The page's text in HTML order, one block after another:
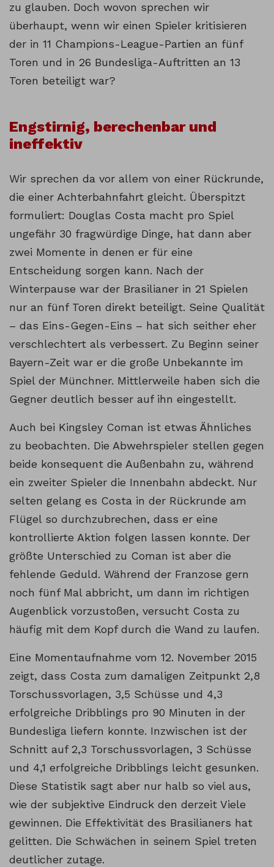
zu glauben. Doch wovon sprechen wir
überhaupt, wenn wir einen Spieler kritisieren
der in 11 Champions-League-Partien an fünf
Toren und in 26 Bundesliga-Auftritten an 13
Toren beteiligt war?
Engstirnig, berechenbar und
ineffektiv
Wir sprechen da vor allem von einer Rückrunde,
die einer Achterbahnfahrt gleicht. Überspitzt
formuliert: Douglas Costa macht pro Spiel
ungefähr 30 fragwürdige Dinge, hat dann aber
zwei Momente in denen er für eine
Entscheidung sorgen kann. Nach der
Winterpause war der Brasilianer in 21 Spielen
nur an fünf Toren direkt beteiligt. Seine Qualität
– das Eins-Gegen-Eins – hat sich seither eher
verschlechtert als verbessert. Zu Beginn seiner
Bayern-Zeit war er die große Unbekannte im
Spiel der Münchner. Mittlerweile haben sich die
Gegner deutlich besser auf ihn eingestellt.
Auch bei Kingsley Coman ist etwas Ähnliches
zu beobachten. Die Abwehrspieler stellen gegen
beide konsequent die Außenbahn zu, während
ein zweiter Spieler die Innenbahn abdeckt. Nur
selten gelang es Costa in der Rückrunde am
Flügel so durchzubrechen, dass er eine
kontrollierte Aktion folgen lassen konnte. Der
größte Unterschied zu Coman ist aber die
fehlende Geduld. Während der Franzose gern
noch fünf Mal abbricht, um dann im richtigen
Augenblick vorzustoßen, versucht Costa zu
häufig mit dem Kopf durch die Wand zu laufen.
Eine Momentaufnahme vom 12. November 2015
zeigt, dass Costa zum damaligen Zeitpunkt 2,8
Torschussvorlagen, 3,5 Schüsse und 4,3
erfolgreiche Dribblings pro 90 Minuten in der
Bundesliga liefern konnte. Inzwischen ist der
Schnitt auf 2,3 Torschussvorlagen, 3 Schüsse
und 4,1 erfolgreiche Dribblings leicht gesunken.
Diese Statistik sagt aber nur halb so viel aus,
wie der subjektive Eindruck den derzeit Viele
gewinnen. Die Effektivität des Brasilianers hat
gelitten. Die Schwächen in seinem Spiel treten
deutlicher zutage.